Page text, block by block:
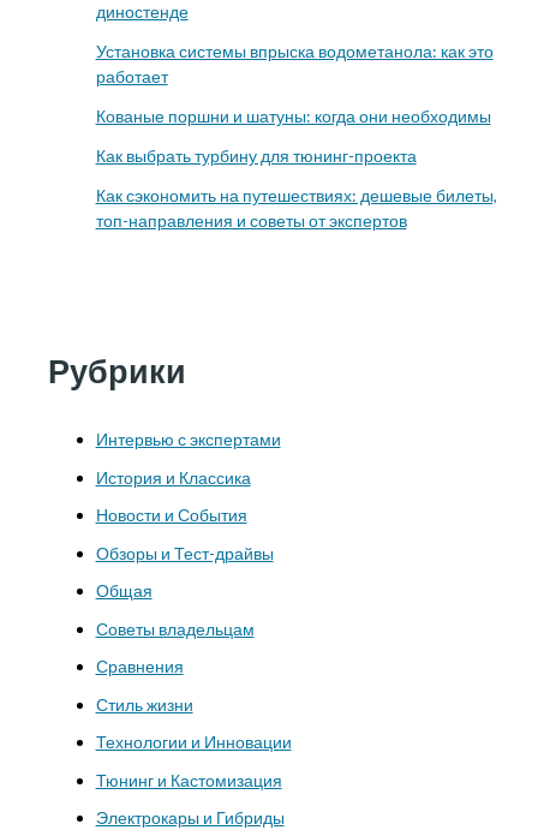
диностенде
Установка системы впрыска водометанола: как это
работает
Кованые поршни и шатуны: когда они необходимы
Как выбрать турбину для тюнинг-проекта
Как сэкономить на путешествиях: дешевые билеты,
топ-направления и советы от экспертов
Рубрики
Интервью с экспертами
История и Классика
Новости и События
Обзоры и Тест-драйвы
Общая
Советы владельцам
Сравнения
Стиль жизни
Технологии и Инновации
Тюнинг и Кастомизация
Электрокары и Гибриды